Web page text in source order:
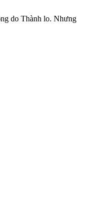
do Thành lo. Nhưng